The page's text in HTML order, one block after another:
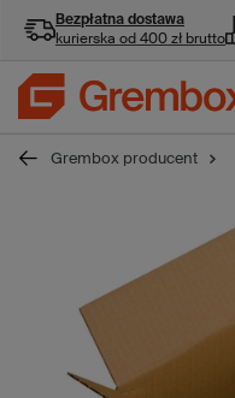
Bezpłatna dostawa
kurierska od 400 zł brutto
Grembox producent